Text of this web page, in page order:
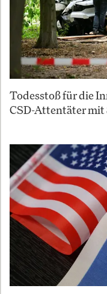
Todesstoß für die
CSD-Attentäter mit